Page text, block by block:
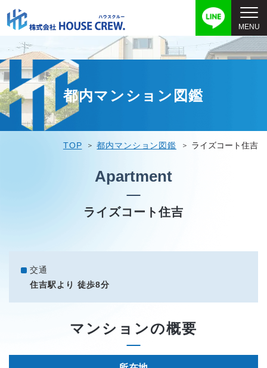
都内マンション図鑑
TOP 都内マンション図鑑 ライズコート住吉
Apartment
ライズコート住吉
交通
住吉駅より 徒歩8分
マンションの概要